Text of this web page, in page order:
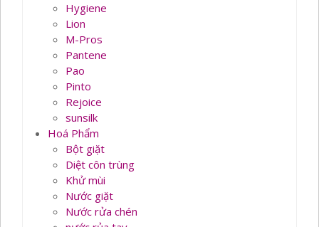
Hygiene
Lion
M-Pros
Pantene
Pao
Pinto
Rejoice
sunsilk
Hoá Phẩm
Bột giặt
Diệt côn trùng
Khử mùi
Nước giặt
Nước rửa chén